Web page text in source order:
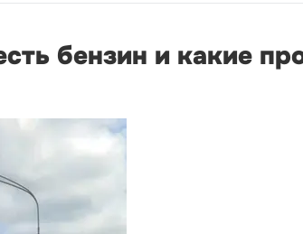
бензин и какие